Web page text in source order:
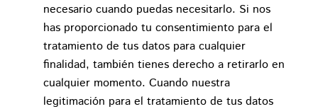
necesario cuando puedas necesitarlo. Si nos
has proporcionado tu consentimiento para el
tratamiento de tus datos para cualquier
finalidad, también tienes derecho a retirarlo en
cualquier momento. Cuando nuestra
legitimación para el tratamiento de tus datos